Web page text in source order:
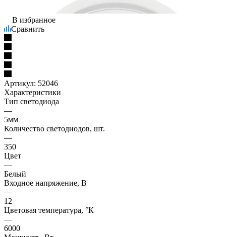
В избранное
Сравнить
Артикул: 52046
Характеристики
Тип светодиода
—
5мм
Количество светодиодов, шт.
—
350
Цвет
—
Белый
Входное напряжение, В
—
12
Цветовая температура, °К
—
6000